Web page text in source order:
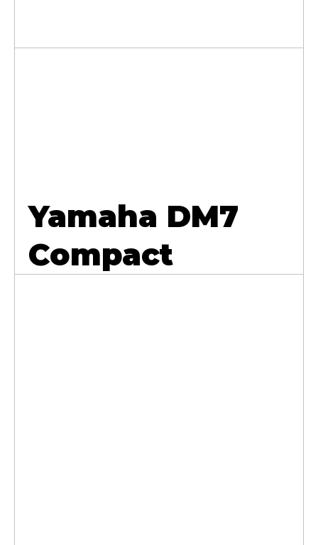
Yamaha DM7
Compact